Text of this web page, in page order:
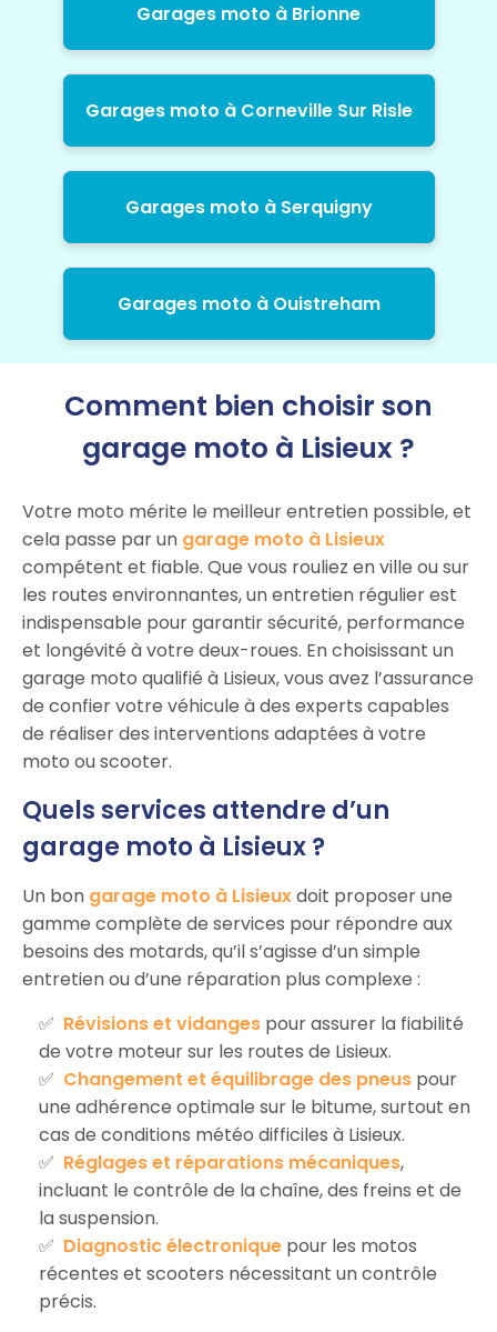
Garages moto à Brionne
Garages moto à Corneville Sur Risle
Garages moto à Serquigny
Garages moto à Ouistreham
Comment bien choisir son
garage moto à Lisieux ?
Votre moto mérite le meilleur entretien possible, et
cela passe par un garage moto à Lisieux
compétent et fiable. Que vous rouliez en ville ou sur
les routes environnantes, un entretien régulier est
indispensable pour garantir sécurité, performance
et longévité à votre deux-roues. En choisissant un
garage moto qualifié à Lisieux, vous avez l’assurance
de confier votre véhicule à des experts capables
de réaliser des interventions adaptées à votre
moto ou scooter.
Quels services attendre d’un
garage moto à Lisieux ?
Un bon garage moto à Lisieuxdoit proposer une
gamme complète de services pour répondre aux
besoins des motards, qu’il s’agisse d’un simple
entretien ou d’une réparation plus complexe :
Révisions et vidanges pour assurer la fiabilité
de votre moteur sur les routes de Lisieux.
Changement et équilibrage des pneus pour
une adhérence optimale sur le bitume, surtout en
cas de conditions météo difficiles à Lisieux.
Réglages et réparations mécaniques,
incluant le contrôle de la chaîne, des freins et de
la suspension.
Diagnostic électronique pour les motos
récentes et scooters nécessitant un contrôle
précis.